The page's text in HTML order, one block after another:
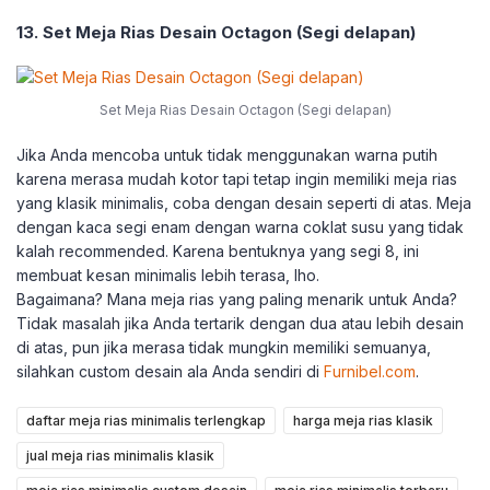
13. Set Meja Rias Desain Octagon (Segi delapan)
Set Meja Rias Desain Octagon (Segi delapan)
Jika Anda mencoba untuk tidak menggunakan warna putih
karena merasa mudah kotor tapi tetap ingin memiliki meja rias
yang klasik minimalis, coba dengan desain seperti di atas. Meja
dengan kaca segi enam dengan warna coklat susu yang tidak
kalah recommended. Karena bentuknya yang segi 8, ini
membuat kesan minimalis lebih terasa, lho.
Bagaimana? Mana meja rias yang paling menarik untuk Anda?
Tidak masalah jika Anda tertarik dengan dua atau lebih desain
di atas, pun jika merasa tidak mungkin memiliki semuanya,
silahkan custom desain ala Anda sendiri di Furnibel.com.
daftar meja rias minimalis terlengkap harga meja rias klasik
jual meja rias minimalis klasik